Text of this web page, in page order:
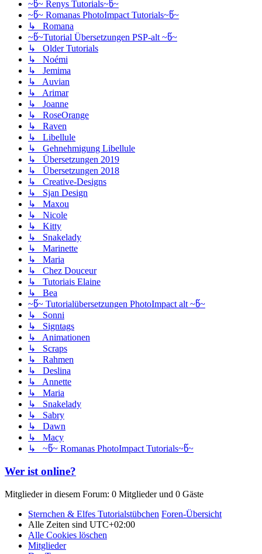
~წ~ Renys Tutorials~წ~
~წ~ Romanas PhotoImpact Tutorials~წ~
↳ Romana
~წ~Tutorial Übersetzungen PSP-alt ~წ~
↳ Older Tutorials
↳ Noémi
↳ Jemima
↳ Auvian
↳ Arimar
↳ Joanne
↳ RoseOrange
↳ Raven
↳ Libellule
↳ Gehnehmigung Libellule
↳ Übersetzungen 2019
↳ Übersetzungen 2018
↳ Creative-Designs
↳ Sjan Design
↳ Maxou
↳ Nicole
↳ Kitty
↳ Snakelady
↳ Marinette
↳ Maria
↳ Chez Douceur
↳ Tutoriais Elaine
↳ Bea
~წ~ Tutorialübersetzungen PhotoImpact alt ~წ~
↳ Sonni
↳ Signtags
↳ Animationen
↳ Scraps
↳ Rahmen
↳ Deslina
↳ Annette
↳ Maria
↳ Snakelady
↳ Sabry
↳ Dawn
↳ Macy
↳ ~წ~ Romanas PhotoImpact Tutorials~წ~
Wer ist online?
Mitglieder in diesem Forum: 0 Mitglieder und 0 Gäste
Sternchen & Elfes Tutorialstübchen Foren-Übersicht
Alle Zeiten sind UTC+02:00
Alle Cookies löschen
Mitglieder